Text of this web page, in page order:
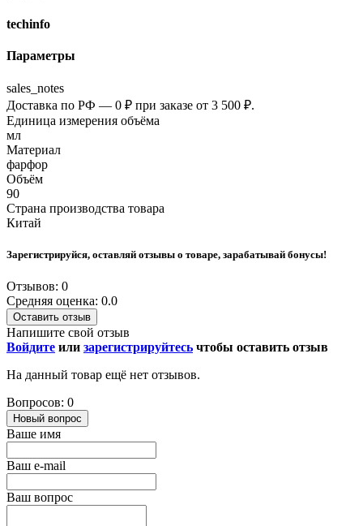
techinfo
Параметры
sales_notes
Доставка по РФ — 0 ₽ при заказе от 3 500 ₽.
Единица измерения объёма
мл
Материал
фарфор
Объём
90
Страна производства товара
Китай
Зарегистрируйся, оставляй отзывы о товаре, зарабатывай бонусы!
Отзывов: 0
Средняя оценка: 0.0
Оставить отзыв
Напишите свой отзыв
Войдите или зарегистрируйтесь чтобы оставить отзыв
На данный товар ещё нет отзывов.
Вопросов: 0
Новый вопрос
Ваше имя
Ваш e-mail
Ваш вопрос